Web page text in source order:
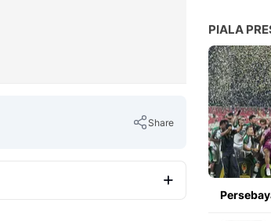
Share
PIALA